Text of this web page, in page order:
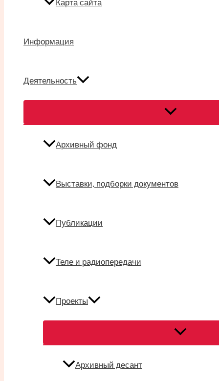
Карта сайта
Информация
Деятельность
Архивный фонд
Выставки, подборки документов
Публикации
Теле и радиопередачи
Проекты
Архивный десант